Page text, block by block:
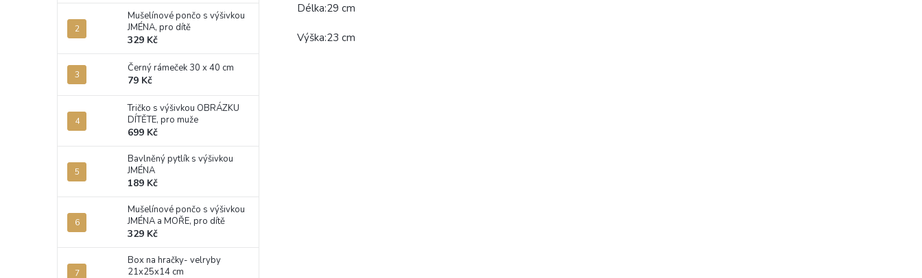
Mušelínové pončo s výšivkou
JMÉNA, pro dítě
329 Kč
Černý rámeček 30 x 40 cm
79 Kč
Tričko s výšivkou OBRÁZKU
DÍTĚTE, pro muže
699 Kč
Bavlněný pytlík s výšivkou
JMÉNA
189 Kč
Mušelínové pončo s výšivkou
JMÉNA a MOŘE, pro dítě
329 Kč
Box na hračky- velryby
21x25x14 cm
Délka:29 cm
Výška:23 cm